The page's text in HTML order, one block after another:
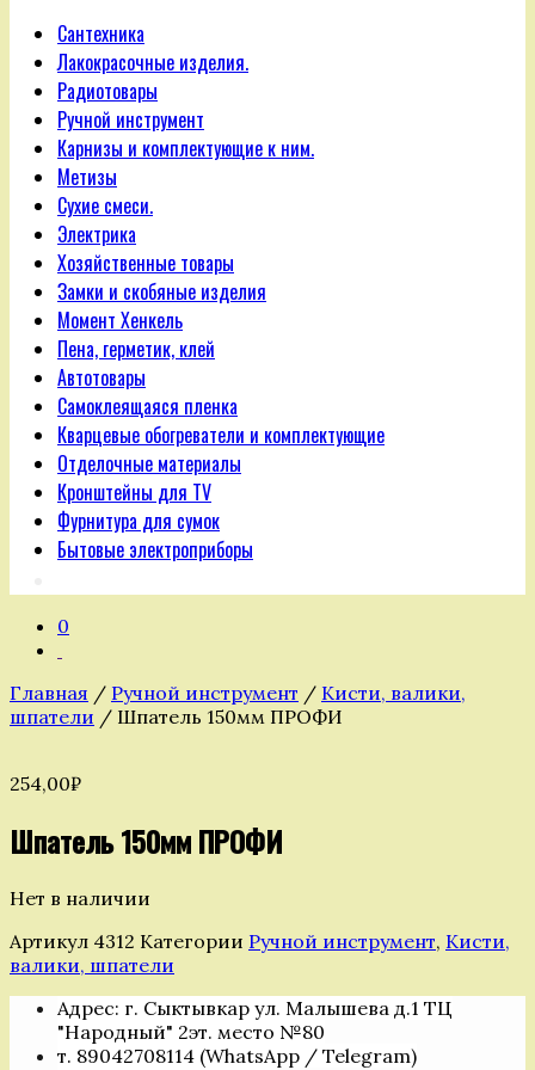
Сантехника
Лакокрасочные изделия.
Радиотовары
Ручной инструмент
Карнизы и комплектующие к ним.
Метизы
Сухие смеси.
Электрика
Хозяйственные товары
Замки и скобяные изделия
Момент Хенкель
Пена, герметик, клей
Автотовары
Самоклеящаяся пленка
Кварцевые обогреватели и комплектующие
Отделочные материалы
Кронштейны для TV
Фурнитура для сумок
Бытовые электроприборы
0
Главная / Ручной инструмент / Кисти, валики,
шпатели / Шпатель 150мм ПРОФИ
254,00₽
Шпатель 150мм ПРОФИ
Нет в наличии
Артикул 4312 Категории Ручной инструмент, Кисти,
валики, шпатели
Адрес: г. Сыктывкар ул. Малышева д.1 ТЦ
"Народный" 2эт. место №80
т. 89042708114 (WhatsApp / Telegram)